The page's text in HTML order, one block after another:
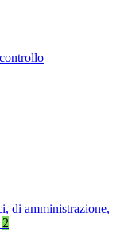
di amministrazione,
2